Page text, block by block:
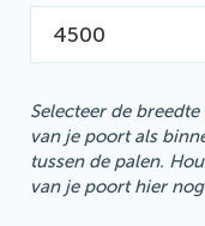
Selecteer de
van je poort als
tussen de palen.
van je poort hier